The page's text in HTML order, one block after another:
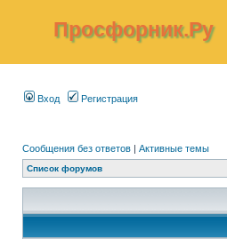
Просфорник.Ру
Вход Регистрация
Сообщения без ответов | Активные темы
Список форумов